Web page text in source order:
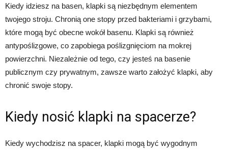
Kiedy idziesz na basen, klapki są niezbędnym elementem
twojego stroju. Chronią one stopy przed bakteriami i grzybami,
które mogą być obecne wokół basenu. Klapki są również
antypoślizgowe, co zapobiega poślizgnięciom na mokrej
powierzchni. Niezależnie od tego, czy jesteś na basenie
publicznym czy prywatnym, zawsze warto założyć klapki, aby
chronić swoje stopy.
Kiedy nosić klapki na spacerze?
Kiedy wychodzisz na spacer, klapki mogą być wygodnym